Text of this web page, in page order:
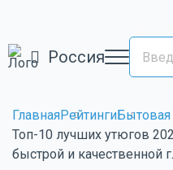
Россия
ГлавнаяРейтингиБытовая
Топ-10 лучших утюгов
быстрой и качественной